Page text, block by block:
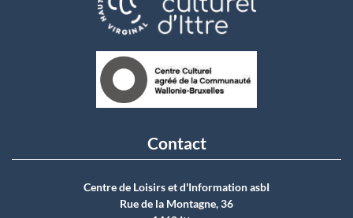
Contact
Centre de Loisirs et d'Information asbI
Rue de la Montagne, 36